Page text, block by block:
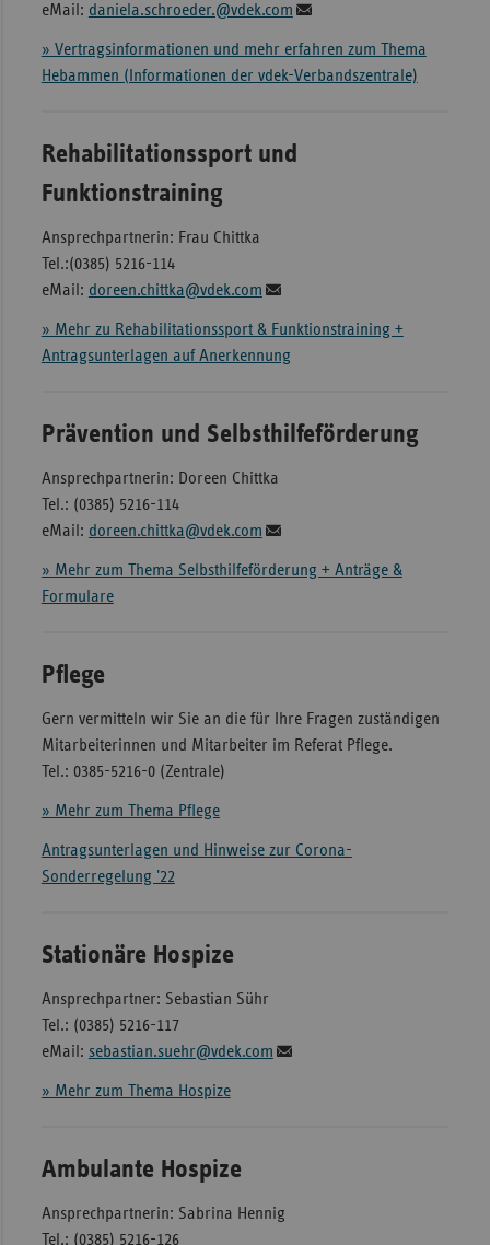
eMail: daniela.schroeder.@vdek.com
» Vertragsinformationen und mehr erfahren zum Thema
Hebammen (Informationen der vdek-Verbandszentrale)
Rehabilitationssport und
Funktionstraining
Ansprechpartnerin: Frau Chittka
Tel.:(0385) 5216-114
eMail: doreen.chittka@vdek.com
» Mehr zu Rehabilitationssport & Funktionstraining +
Antragsunterlagen auf Anerkennung
Prävention und Selbsthilfeförderung
Ansprechpartnerin: Doreen Chittka
Tel.: (0385) 5216-114
eMail: doreen.chittka@vdek.com
» Mehr zum Thema Selbsthilfeförderung + Anträge &
Formulare
Pflege
Gern vermitteln wir Sie an die für Ihre Fragen zuständigen
Mitarbeiterinnen und Mitarbeiter im Referat Pflege.
Tel.: 0385-5216-0 (Zentrale)
» Mehr zum Thema Pflege
Antragsunterlagen und Hinweise zur Corona-
Sonderregelung '22
Stationäre Hospize
Ansprechpartner: Sebastian Sühr
Tel.: (0385) 5216-117
eMail: sebastian.suehr@vdek.com
» Mehr zum Thema Hospize
Ambulante Hospize
Ansprechpartnerin: Sabrina Hennig
Tel.: (0385) 5216-126